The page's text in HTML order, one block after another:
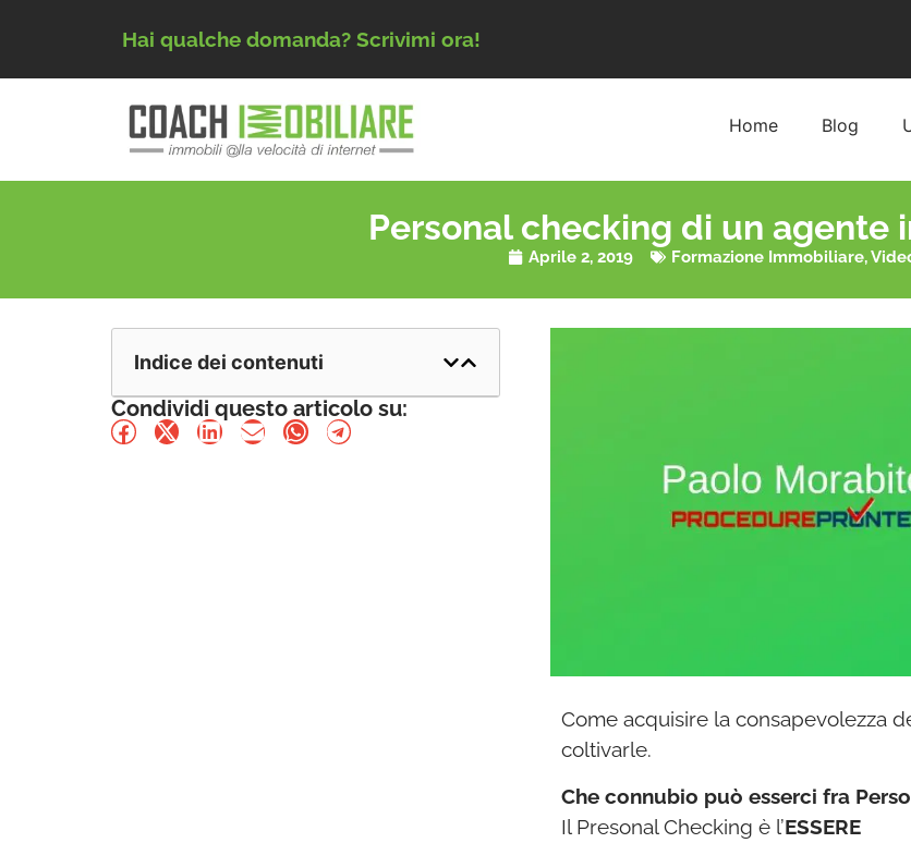
Hai qualche domanda? Scrivimi ora!
Home Blog
Personal checking di un agente
Aprile 2, 2019 Formazione Immobiliare,
Indice dei contenuti
Condividi questo articolo su:
Come acquisire la consapevolezza
coltivarle.
Che connubio può esserci fra
Il Presonal Checking è l’ESSERE